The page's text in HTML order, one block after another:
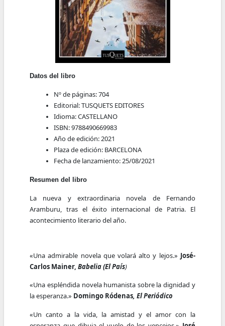
Datos del libro
Nº de páginas:704
Editorial:TUSQUETS EDITORES
Idioma:CASTELLANO
ISBN:9788490669983
Año de edición:2021
Plaza de edición: BARCELONA
Fecha de lanzamiento:25/08/2021
Resumen del libro
La nueva y extraordinaria novela de Fernando
Aramburu, tras el éxito internacional de Patria. El
acontecimiento literario del año.
«Una admirable novela que volará alto y lejos.» José-
Carlos Mainer,Babelia (El País)
«Una espléndida novela humanista sobre la dignidad y
la esperanza.» Domingo Ródenas, El Periódico
«Un canto a la vida, la amistad y el amor con la